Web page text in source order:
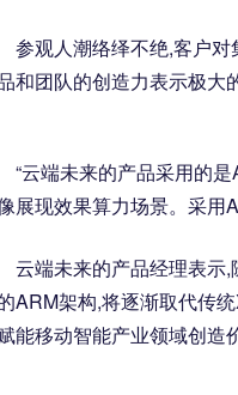
参观人潮络绎不绝,客户
和团队的创造力表示极大
“云端未来的产品采用的
展现效果算力场景。采用
云端未来的产品经理表示
ARM架构,将逐渐取代传
能移动智能产业领域创造